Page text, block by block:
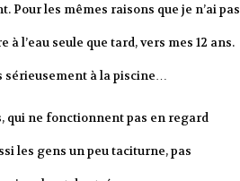
Pour les mêmes raisons que je n’ai pas
l’eau seule que tard, vers mes 12 ans.
sérieusement à la piscine…
qui ne fonctionnent pas en regard
les gens un peu taciturne, pas